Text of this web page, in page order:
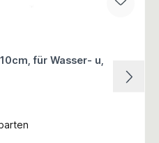
für Wasser- u,